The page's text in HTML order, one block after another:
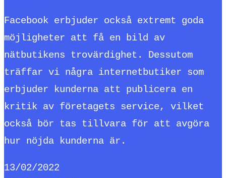
Facebook erbjuder också extremt goda
möjligheter att få en bild av
nätbutikens trovärdighet. Dessutom
träffar vi några internetbutiker som
erbjuder kunderna att publicera en
kritik av företagets service, vilket
också bör tas tillvara för att avgöra
hur nöjda kunderna är.
13/02/2022